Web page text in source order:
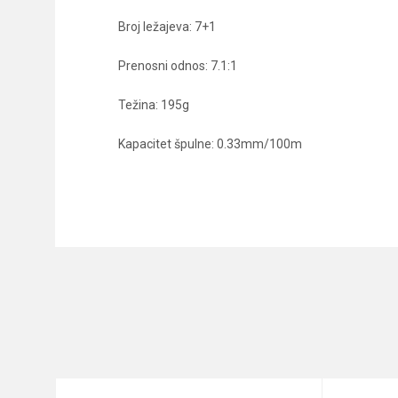
Broj ležajeva: 7+1
Prenosni odnos: 7.1:1
Težina: 195g
Kapacitet špulne: 0.33mm/100m